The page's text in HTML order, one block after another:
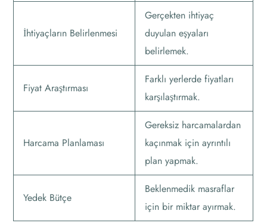
İhtiyaçların Belirlenmesi
Gerçekten ihtiyaç
duyulan eşyaları
belirlemek.
Fiyat Araştırması
Farklı yerlerde fiyatları
karşılaştırmak.
Harcama Planlaması
Gereksiz harcamalardan
kaçınmak için ayrıntılı
plan yapmak.
Yedek Bütçe
Beklenmedik masraflar
için bir miktar ayırmak.